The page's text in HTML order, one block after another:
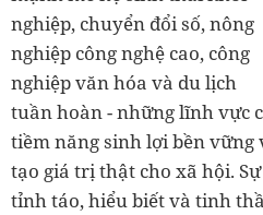
nghiệp, chuyển đổi số, nông
nghiệp công nghệ cao, công
nghiệp văn hóa và du lịch
tuần hoàn - những lĩnh vực
tiềm năng sinh lợi bền vững
tạo giá trị thật cho xã hội. Sự
tỉnh táo, hiểu biết và tinh